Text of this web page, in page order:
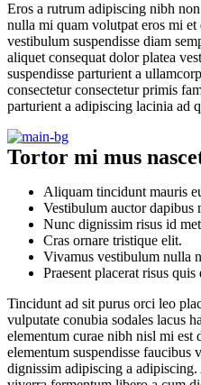
Eros a rutrum adipiscing nibh
nulla mi quam volutpat eros mi
vestibulum suspendisse diam
aliquet consequat dolor platea
suspendisse parturient a
consectetur consectetur primis
parturient a adipiscing lacinia ad
Tortor mi mus
Aliquam tincidunt mauris
Vestibulum auctor dapibus
Nunc dignissim risus id
Cras ornare tristique elit.
Vivamus vestibulum nulla
Praesent placerat risus quis
Tincidunt ad sit purus orci leo
vulputate conubia sodales lacus
elementum curae nibh nisl mi est
elementum suspendisse faucibus
dignissim adipiscing a